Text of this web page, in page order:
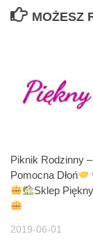
MOŻESZ
Piknik Rodzinny –
Pomocna Dłoń
Sklep
2019-06-01